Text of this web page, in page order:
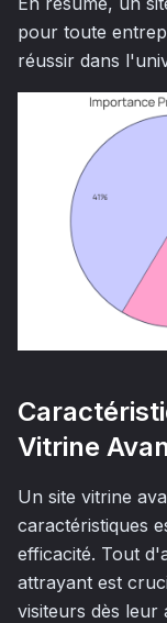
pour toute
réussir dans
Vitrine
Un site vitrine
caractéristiques
efficacité. Tout
attrayant est
visiteurs dès leur